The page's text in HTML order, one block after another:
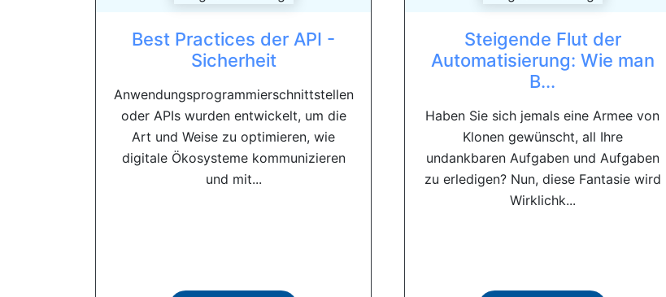
Best Practices der API -
Sicherheit
Anwendungsprogrammierschnittstellen
oder APIs wurden entwickelt, um die
Art und Weise zu optimieren, wie
digitale Ökosysteme kommunizieren
und mit...
Steigende Flut der
Automatisierung: Wie man
B...
Haben Sie sich jemals eine Armee von
Klonen gewünscht, all Ihre
undankbaren Aufgaben und Aufgaben
zu erledigen? Nun, diese Fantasie wird
Wirklichk...